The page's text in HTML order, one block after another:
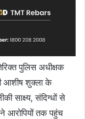
पुलिस अधीक्षक
आशीष शुक्ला के
साक्ष्य, संदिग्धों से
आरोपियों तक पहुंच